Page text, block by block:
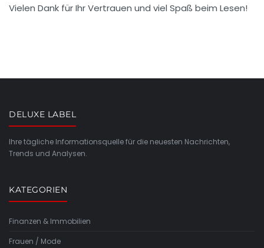
Vielen Dank für Ihr Vertrauen und viel Spaß beim Lesen!
DELUXE LABEL
Ihre tägliche Informationsquelle für die neuesten Nachrichten,
Trends und Analysen.
KATEGORIEN
Finanzen & Immobilien
Frauen / Mode